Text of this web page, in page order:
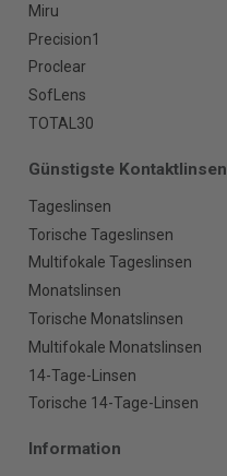
Miru
Precision1
Proclear
SofLens
TOTAL30
Günstigste Kontaktlinsen
Tageslinsen
Torische Tageslinsen
Multifokale Tageslinsen
Monatslinsen
Torische Monatslinsen
Multifokale Monatslinsen
14-Tage-Linsen
Torische 14-Tage-Linsen
Information